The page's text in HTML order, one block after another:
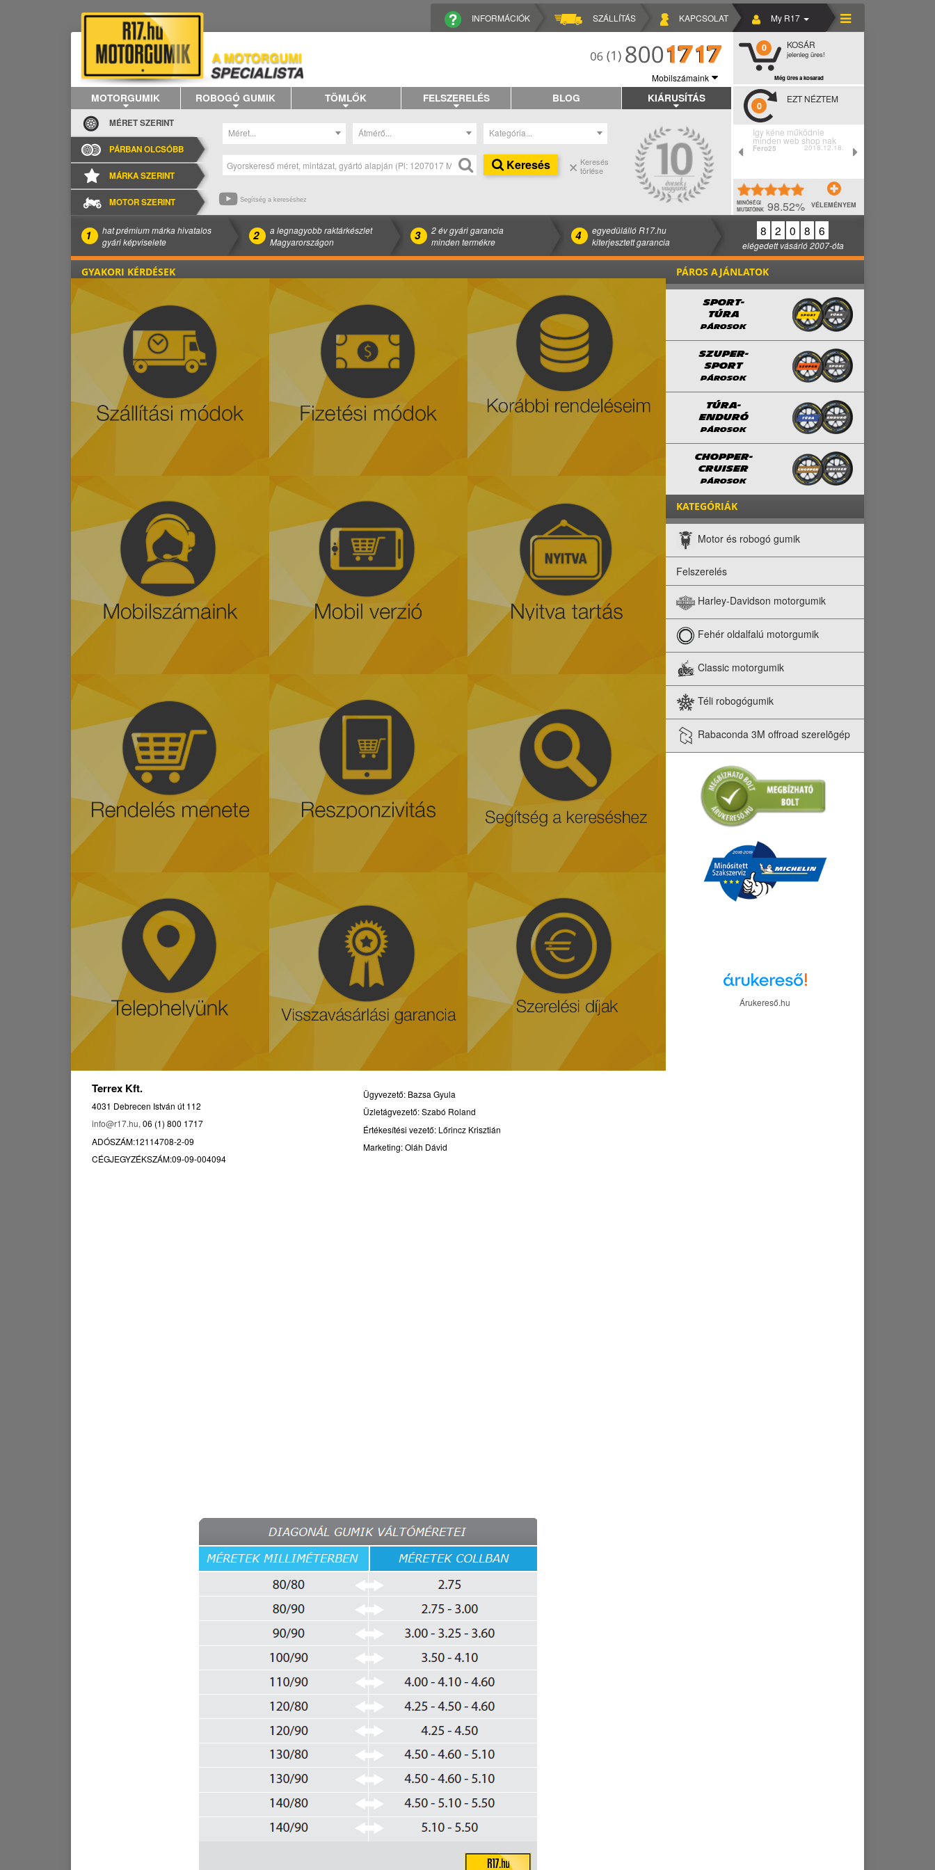
INFORMÁCIÓK SZÁLLÍTÁS KAPCSOLAT My R17
Mobilszámaink
MOTORGUMIK ROBOGÓ GUMIK TÖMLŐK FELSZERELÉS BLOG KIÁRUSÍTÁS
MÉRET SZERINT
PÁRBAN OLCSÓBB
MÁRKA SZERINT
MOTOR SZERINT
Méret... Átmérő... Kategória...
Keresés
Keresés
törlése
Segítség a kereséshez
0 KOSÁR
jelenleg üres!
Még üres a kosarad
0
EZT NÉZTEM
Igy kéne működnie
minden web shop nak
Fero25 2018.12.18.
MINŐSÉGI
MUTATÓINK 98.52% VÉLEMÉNYEM
1
hat prémium márka hivatalos
gyári képviselete
2
a legnagyobb raktárkészlet
Magyarországon
3
2 év gyári garancia
minden termékre
4
egyedülálló R17.hu
kiterjesztett garancia
8 2 0 8 6
elégedett vásárló 2007-óta
GYAKORI KÉRDÉSEK
Terrex Kft.
4031 Debrecen István út 112
info@r17.hu,06 (1) 800 1717
ADÓSZÁM:12114708-2-09
CÉGJEGYZÉKSZÁM:09-09-004094
Ügyvezető: Bazsa Gyula
Üzletágvezető: Szabó Roland
Értékesítési vezető: Lőrincz Krisztián
Marketing: Oláh Dávid
PÁROS AJÁNLATOK
SPORT-
TÚRA
PÁROSOK
SZUPER-
SPORT
PÁROSOK
TÚRA-
ENDURÓ
PÁROSOK
CHOPPER-
CRUISER
PÁROSOK
KATEGÓRIÁK
Motor és robogó gumik
Felszerelés
Harley-Davidson motorgumik
Fehér oldalfalú motorgumik
Classic motorgumik
Téli robogógumik
Rabaconda 3M offroad szerelõgép
Árukereső.hu